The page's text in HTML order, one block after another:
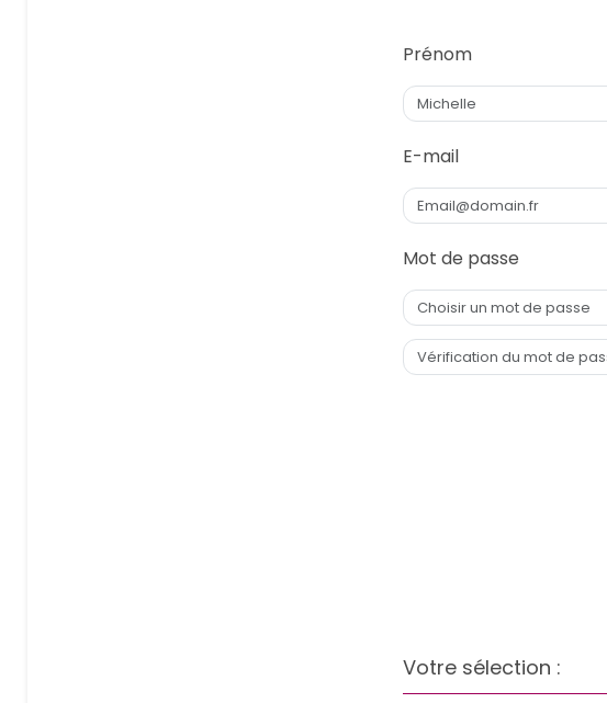
Prénom
E-mail
Mot de passe
Votre sélection :